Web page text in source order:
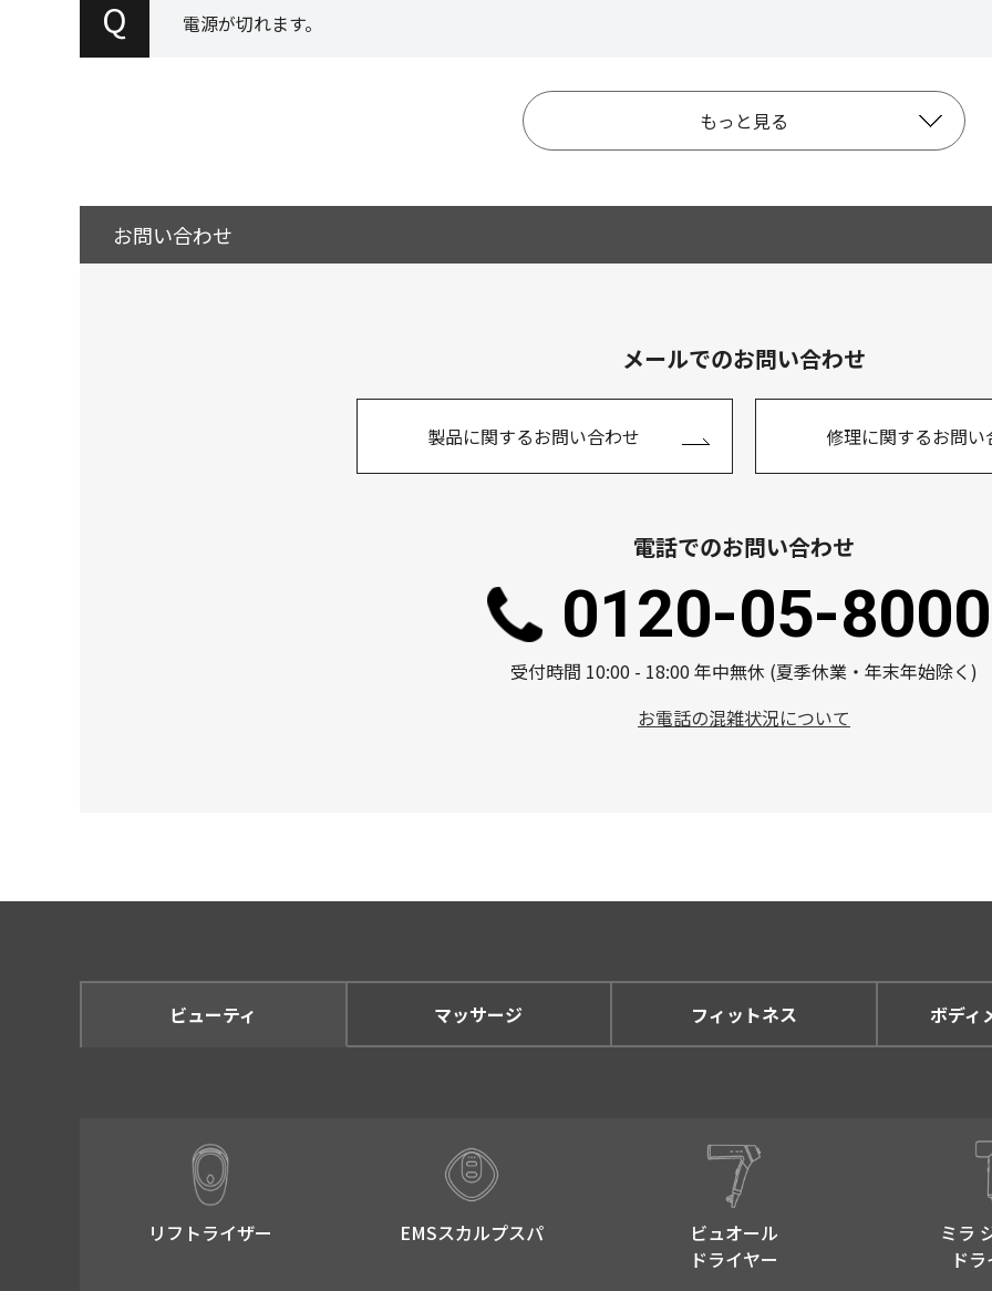
Q 電源が切れます。
もっと見る
お問い合わせ
メールでのお問い合わせ
製品に関するお問い合わせ 修理に関するお問い
電話でのお問い合わせ
0120-05-8000
受付時間 10:00 - 18:00 年中無休 (夏季休業・年末年始除く)
お電話の混雑状況について
ビューティ マッサージ フィットネス ボディ
リフトライザー​ EMSスカルプスパ​
ビュオール
ドライヤー
ミラ
ド